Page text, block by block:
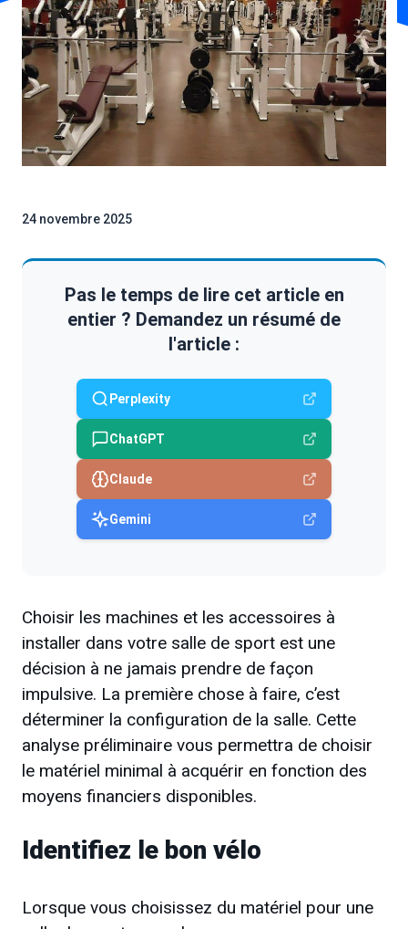
24 novembre 2025
Pas le temps de lire cet article en
entier ? Demandez un résumé de
l'article :
Perplexity
ChatGPT
Claude
Gemini
Choisir les machines et les accessoires à
installer dans votre salle de sport est une
décision à ne jamais prendre de façon
impulsive. La première chose à faire, c’est
déterminer la configuration de la salle. Cette
analyse préliminaire vous permettra de choisir
le matériel minimal à acquérir en fonction des
moyens financiers disponibles.
Identifiez le bon vélo
Lorsque vous choisissez du matériel pour une